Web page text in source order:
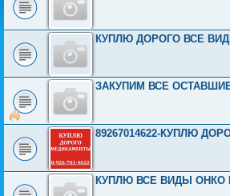
КУПЛЮ ДОРОГО ВСЕ
ЗАКУПИМ ВСЕ
89267014622-КУПЛЮ
КУПЛЮ ВСЕ ВИДЫ ОНКО